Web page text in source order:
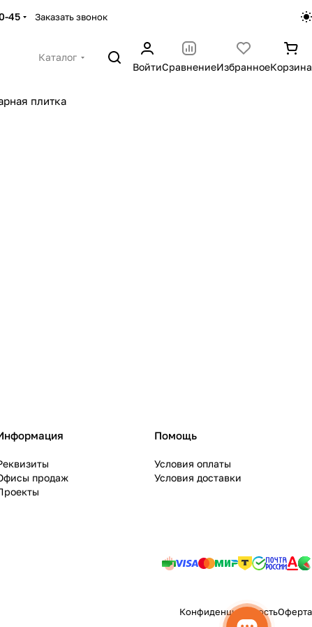
45 Заказать звонок
Каталог
ВойтиСравнениеИзбранноеКорзина
плитка
продаж
Помощь
Условия оплаты
Условия доставки
КонфиденциальностьОферта